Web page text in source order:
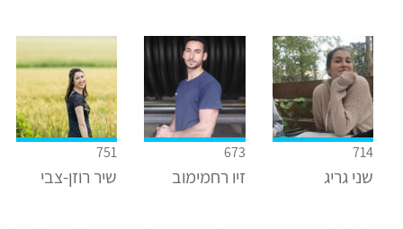
714
שני גריג
673
זיו רחמימוב
751
שיר רוזן-צבי